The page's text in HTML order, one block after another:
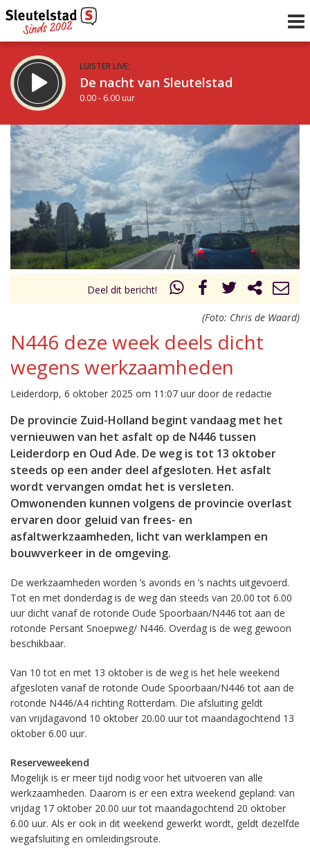
LUISTER LIVE:
De nacht van Sleutelstad
0.00 - 6.00 uur
STRAKS:
De ochtend van Sleutelstad
6.00 - 12.00 uur
Vorig uur
uur 1 van 0 Volgend uur
Inklappen
Deel dit bericht!
(Foto: Chris de Waard)
N446 deze week deels dicht
wegens werkzaamheden
Leiderdorp, 6 oktober 2025 om 11:07 uur door de redactie
De provincie Zuid-Holland begint vandaag met het
vernieuwen van het asfalt op de N446 tussen
Leiderdorp en Oud Ade. De weg is tot 13 oktober
steeds op een ander deel afgesloten. Het asfalt
wordt vervangen omdat het is versleten.
Omwonenden kunnen volgens de provincie overlast
ervaren door geluid van frees- en
asfaltwerkzaamheden, licht van werklampen en
bouwverkeer in de omgeving.
De werkzaamheden worden ’s avonds en ’s nachts uitgevoerd.
Tot en met donderdag is de weg dan steeds van 20.00 tot 6.00
uur dicht vanaf de rotonde Oude Spoorbaan/N446 tot aan de
rotonde Persant Snoepweg/ N446. Overdag is de weg gewoon
beschikbaar.
Van 10 tot en met 13 oktober is de weg is het hele weekend
afgesloten vanaf de rotonde Oude Spoorbaan/N446 tot aan de
rotonde N446/A4 richting Rotterdam. Die afsluiting geldt
van vrijdagavond 10 oktober 20.00 uur tot maandagochtend 13
oktober 6.00 uur.
Reserveweekend
Mogelijk is er meer tijd nodig voor het uitvoeren van alle
werkzaamheden. Daarom is er een extra weekend gepland: van
vrijdag 17 oktober 20.00 uur tot maandagochtend 20 oktober
6.00 uur. Als er ook in dit weekend gewerkt wordt, geldt dezelfde
wegafsluiting en omleidingsroute.